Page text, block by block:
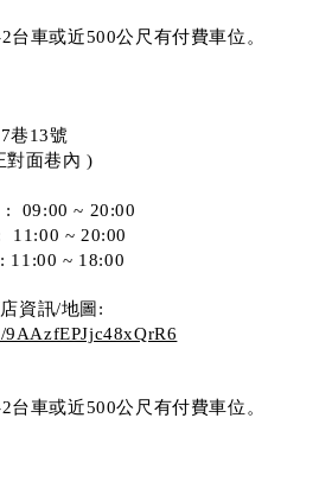
台車或近500公尺有付費車位。
巷13號
對面巷內 )
:  09:00 ~ 20:00
11:00 ~ 20:00
11:00 ~ 18:00
資訊/地圖:
台車或近500公尺有付費車位。